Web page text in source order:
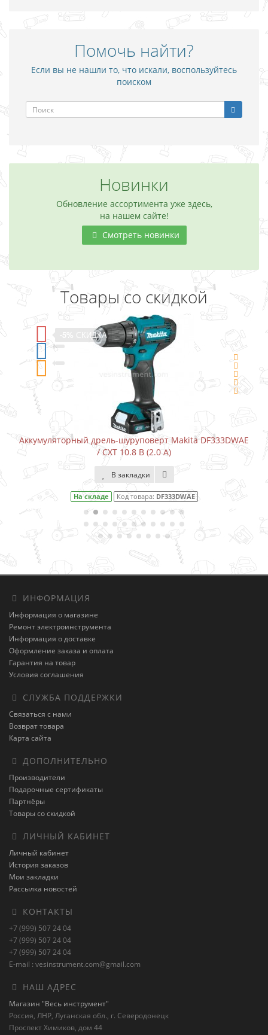
Помочь найти?
Если вы не нашли то, что искали, воспользуйтесь
поиском
Новинки
Обновление ассортимента уже здесь,
на нашем сайте!
Смотреть новинки
Товары со скидкой
СКИДКА
Аккумуляторный дрель-шуруповерт Makita DF333DWAE
/ CXT 10.8 В (2.0 А)
В закладки
На складе Код товара:DF333DWAE
ИНФОРМАЦИЯ
Информация о магазине
Ремонт электроинструмента
Информация о доставке
Оформление заказа и оплата
Гарантия на товар
Условия соглашения
СЛУЖБА ПОДДЕРЖКИ
Связаться с нами
Возврат товара
Карта сайта
ДОПОЛНИТЕЛЬНО
Производители
Подарочные сертификаты
Партнёры
Товары со скидкой
ЛИЧНЫЙ КАБИНЕТ
Личный кабинет
История заказов
Мои закладки
Рассылка новостей
КОНТАКТЫ
+7 (999) 507 24 04
+7 (999) 507 24 04
+7 (999) 507 24 04
E-mail : vesinstrument.com@gmail.com
НАШ АДРЕС
Магазин "Весь инструмент"
Россия, ЛНР, Луганская обл., г. Северодонецк
Проспект Химиков, дом 44